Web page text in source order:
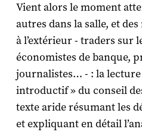
Vient alors le moment
autres dans la salle, et
à l’extérieur - traders sur
économistes de banque,
journalistes… - : la
introductif » du conseil
texte aride résumant les
et expliquant en détail